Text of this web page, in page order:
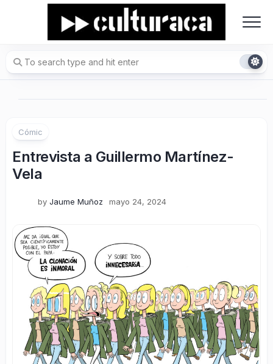
Cómic
Entrevista a Guillermo Martínez-
Vela
by Jaume Muñoz mayo 24, 2024